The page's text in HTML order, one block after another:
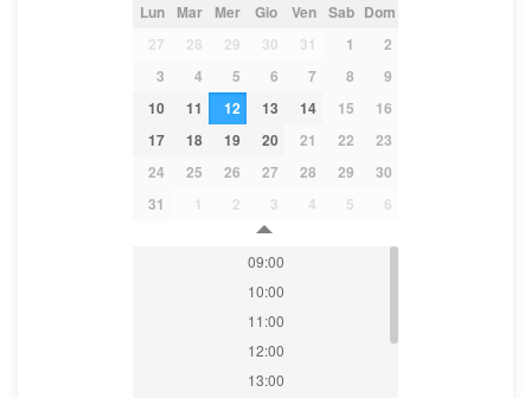
Lun Mar Mer Gio Ven Sab Dom
27
28 29 30 31 1
2
3
4 5 6 7 8
9
10
11 12 13 14 15
16
17
18 19 20 21 22
23
24
25 26 27 28 29
30
31
1 2 3 4 5 6
09:00
10:00
11:00
12:00
13:00